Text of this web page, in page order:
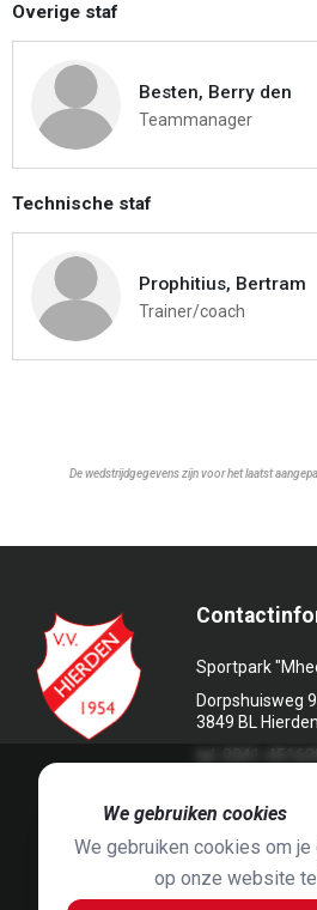
Overige staf
Besten, Berry den
Teammanager
Technische staf
Prophitius, Bertram
Trainer/coach
De wedstrijdgegevens zijn voor het laatst
Sportpark
Dorpshuisweg
3849 BL Hierden
We gebruiken cookies
We gebruiken cookies om
op onze website